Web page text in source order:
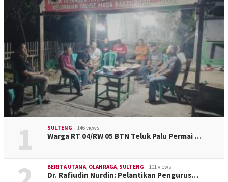
1 SULTENG 146 views
Warga RT 04/RW 05 BTN Teluk Palu Permai …
BERITA UTAMA, OLAHRAGA, SULTENG 101 views
Dr. Rafiudin Nurdin: Pelantikan Pengurus…